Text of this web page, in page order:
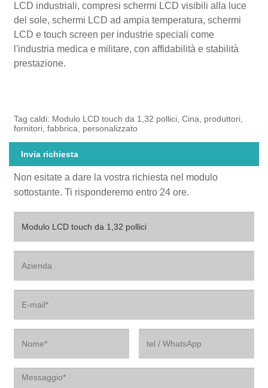
LCD industriali, compresi schermi LCD visibili alla luce
del sole, schermi LCD ad ampia temperatura, schermi
LCD e touch screen per industrie speciali come
l'industria medica e militare, con affidabilità e stabilità
prestazione.
Tag caldi: Modulo LCD touch da 1,32 pollici, Cina, produttori,
fornitori, fabbrica, personalizzato
Invia richiesta
Non esitate a dare la vostra richiesta nel modulo
sottostante. Ti risponderemo entro 24 ore.